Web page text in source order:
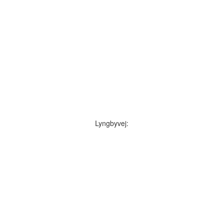
Lyngbyvej: